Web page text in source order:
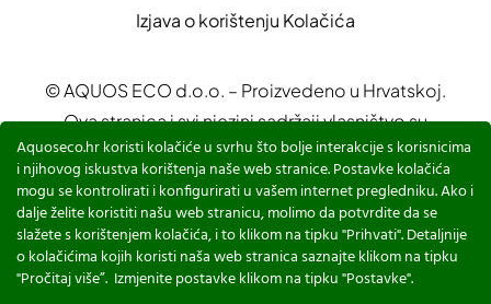
Izjava o korištenju Kolačića
© AQUOS ECO d.o.o. – Proizvedeno u Hrvatskoj.
Ova stranica i svi njezini sadržaji vlasništvo su
AQUOS ECO d.o.o.
Sadržaji su namijenjeni za prezentaciju proizvoda i
edukaciji o sustavima za pročišćavanje otpadnih
voda
Aquoseco.hr koristi kolačiće u svrhu što bolje interakcije s korisnicima
i njihovog iskustva korištenja naše web stranice. Postavke kolačića
mogu se kontrolirati i konfigurirati u vašem internet pregledniku. Ako i
dalje želite koristiti našu web stranicu, molimo da potvrdite da se
slažete s korištenjem kolačića, i to klikom na tipku "Prihvati". Detaljnije
o kolačićima kojih koristi naša web stranica saznajte klikom na tipku
"Pročitaj više”. Izmjenite postavke klikom na tipku "Postavke".